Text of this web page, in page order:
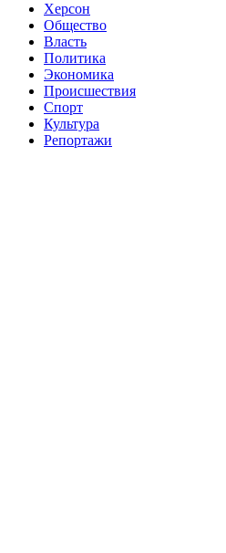
Херсон
Общество
Власть
Политика
Экономика
Происшествия
Спорт
Культура
Репортажи